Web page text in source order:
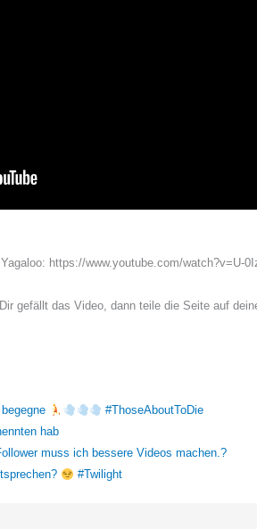
https://www.youtube.com/watch?v=U-
gefällt das Video, dann teile die Seite auf
#ThoseAboutToDie
hab
muss ich bessere Videos machen.?
#Twilight